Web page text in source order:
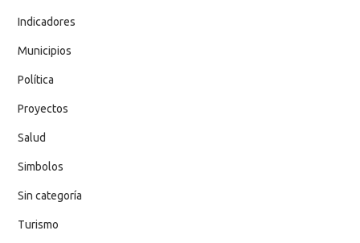
Indicadores
Municipios
Política
Proyectos
Salud
Simbolos
Sin categoría
Turismo